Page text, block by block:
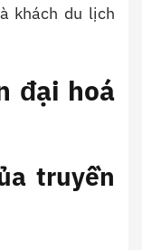
khách du lịch
đại hoá
truyền